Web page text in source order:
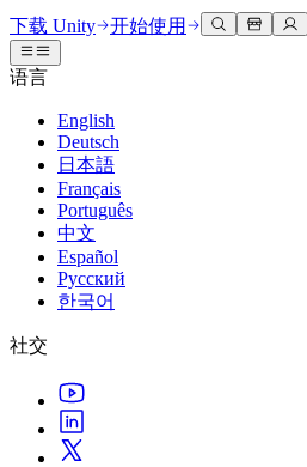
开发
Unity 引擎
为任何平台构建2D和3D游戏
协作
与团队协作并快速迭代
下载 Unity
计划和定价
部署
探索 Unity 支持的超过 25 个平台
常态化运营
游戏上线后的数据洞察与常态化运营
Grow
使用案例
3D协作
实时构建和审查3D项目
沉浸式培训
在沉浸式环境中培训
客户体验
创建互动3D体验
行业
实现运营卓越
零售
将店内体验转化为在线体验
技术库
文档
官方用户手册和API参考
开发者工具
发布版本和问题跟踪器
路线图
查看即将推出的功能
技术术语库
案例分析
真实成功案例
社区中心
讨论
讨论、解决问题和连接
事件
全球和本地活动
社区故事
Made with Unity
展示Unity创作者
直播活动
Unity奖项
庆祝全球的Unity创作者
适合每个级别
Unity Learn
免费掌握Unity技能
专业培训
通过Unity培训师提升您的团队
Unity新手
准备开始
开始您的学习
你是Unity 新手？开始您的旅程
使用指南
可操作的技巧和最佳实践
教育
支持选项
获取帮助
帮助您在Unity中取得成功
成功计划
通过专家支持更快实现目标
常见问题解答
常见问题解答
联系我们
下载 Unity 开始使用
语言
English
Deutsch
日本語
Français
Português
中文
Español
Русский
한국어
社交